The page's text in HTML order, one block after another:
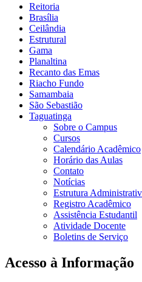
Reitoria
Brasília
Ceilândia
Estrutural
Gama
Planaltina
Recanto das Emas
Riacho Fundo
Samambaia
São Sebastião
Taguatinga
Sobre o Campus
Cursos
Calendário Acadêmico
Horário das Aulas
Contato
Notícias
Estrutura
Registro Acadêmico
Assistência Estudantil
Atividade Docente
Boletins de Serviço
Acesso à Informação